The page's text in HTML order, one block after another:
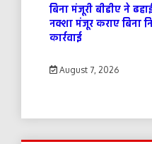
बिना मंजूरी बीडीए ने
नक्शा मंजूर कराए बिना
कार्रवाई
August 7, 2026